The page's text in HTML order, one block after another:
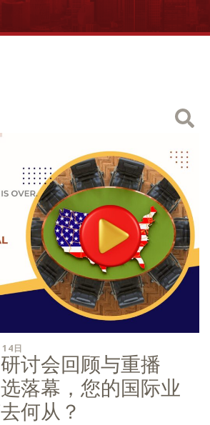
日
讨会回顾与重播
落幕，您的国际业
何从？